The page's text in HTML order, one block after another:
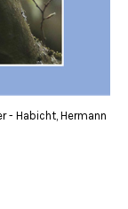
- Habicht, Hermann